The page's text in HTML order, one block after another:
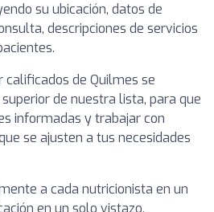
su ubicación, datos de
descripciones de servicios
calificados de Quilmes se
de nuestra lista, para que
informadas y trabajar con
se ajusten a tus necesidades
a cada nutricionista en un